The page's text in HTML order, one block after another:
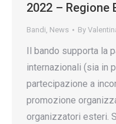
2022 – Regione
Bandi, News By
Il bando supporta la
internazionali (sia in
partecipazione a
promozione
organizzatori esteri.